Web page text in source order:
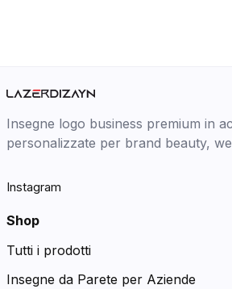
Insegne logo business premium in
personalizzate per brand beauty,
Instagram
Shop
Tutti i prodotti
Insegne da Parete per Aziende